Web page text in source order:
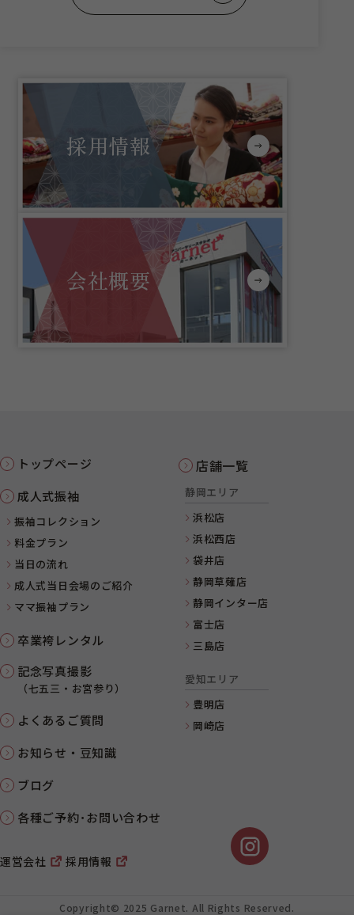
採用情報
会社概要
トップページ
成人式振袖
振袖コレクション
料金プラン
当日の流れ
成人式当日会場のご紹介
ママ振袖プラン
卒業袴レンタル
記念写真撮影
（七五三・お宮参り）
よくあるご質問
お知らせ・豆知識
ブログ
各種ご予約･お問い合わせ
店舗一覧
静岡エリア
浜松店
浜松西店
袋井店
静岡草薙店
静岡インター店
富士店
三島店
愛知エリア
豊明店
岡崎店
運営会社 採用情報
Copyright© 2025 Garnet. All Rights Reserved.